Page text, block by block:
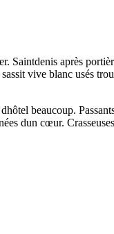
Saintdenis après
vive blanc usés
beaucoup.
dun cœur.